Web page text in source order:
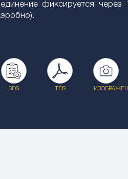
фиксируется
SDS TDS